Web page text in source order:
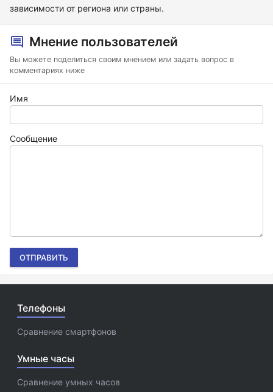
зависимости от региона или страны.
Мнение пользователей
Вы можете поделиться своим мнением или задать вопрос в
комментариях ниже
Имя
Сообщение
ОТПРАВИТЬ
Телефоны
Сравнение смартфонов
Умные часы
Сравнение умных часов